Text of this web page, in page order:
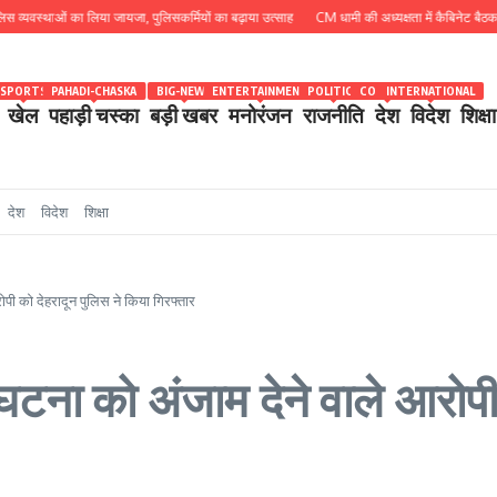
का लिया जायजा, पुलिसकर्मियों का बढ़ाया उत्साह CM धामी की अध्यक्षता में कैबिनेट बैठक खत्म,
खेल
SPORTS
पहाड़ी चस्का
PAHADI-CHASKA
बड़ी खबर
BIG-NEWS
मनोरंजन
ENTERTAINMENT
राजनीति
POLITICS
देश
COUNTRY
विदेश
INTERNATIONAL
शिक्षा
देश विदेश शिक्षा
को देहरादून पुलिस ने किया गिरफ्तार
को अंजाम देने वाले